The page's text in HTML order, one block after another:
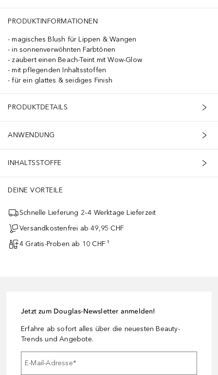
PRODUKTINFORMATIONEN
magisches Blush für Lippen & Wangen
in sonnenverwöhnten Farbtönen
zaubert einen Beach-Teint mit Wow-Glow
mit pflegenden Inhaltsstoffen
für ein glattes & seidiges Finish
PRODUKTDETAILS
ANWENDUNG
INHALTSSTOFFE
DEINE VORTEILE
Schnelle Lieferung 2–4 Werktage Lieferzeit
Versandkostenfrei ab 49,95 CHF
4 Gratis-Proben ab 10 CHF ¹
Jetzt zum Douglas-Newsletter anmelden!
Erfahre ab sofort alles über die neuesten Beauty-
Trends und Angebote.
E-Mail-Adresse*